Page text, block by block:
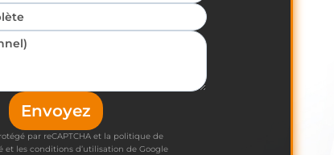
Envoyez
par reCAPTCHA et la politique de
et les conditions d’utilisation de Google